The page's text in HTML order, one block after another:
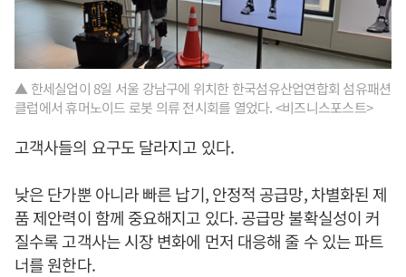
▲ 한세실업이 8일 서울 강남구에 위치한 한국섬유산업연합회 섬유패션
클럽에서 휴머노이드 로봇 의류 전시회를 열었다. <비즈니스포스트>
고객사들의 요구도 달라지고 있다.
낮은 단가뿐 아니라 빠른 납기, 안정적 공급망, 차별화된 제
품 제안력이 함께 중요해지고 있다. 공급망 불확실성이 커
질수록 고객사는 시장 변화에 먼저 대응해 줄 수 있는 파트
너를 원한다.